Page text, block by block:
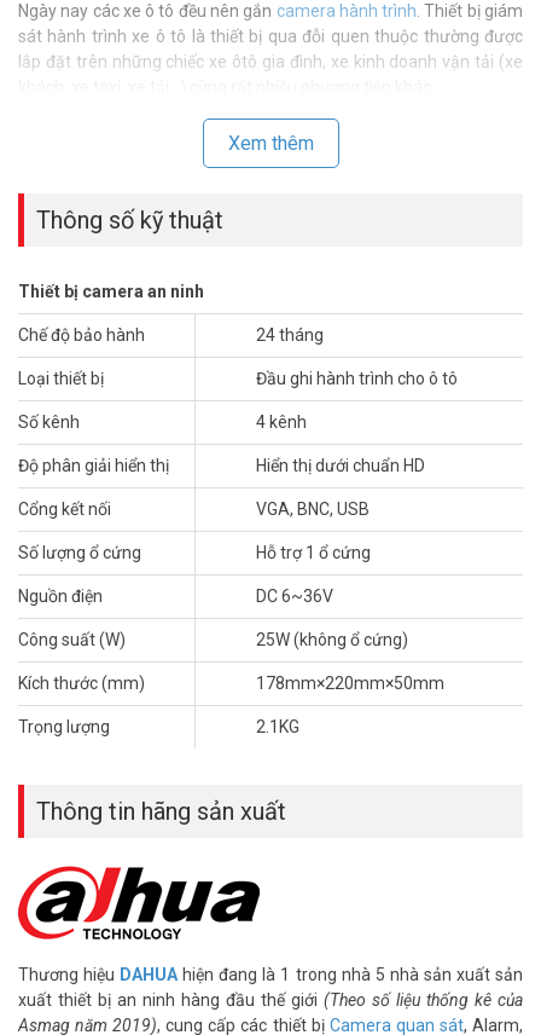
Ngày nay các xe ô tô đều nên gắn camera hành trình . Thiết bị giám
sát hành trình xe ô tô là thiết bị qua đỗi quen thuộc thường được
lắp đặt trên những chiếc xe ôtô gia đình, xe kinh doanh vận tải (xe
Thông số đầu ghi hình 4 kênh DAHUA DVR0404ME-HE-GCW
– Hỗ trợ 4 camera với phân giải SXGA
– Ghi hình 4 kênh phân giải 960H
– Ngõ ra tính hiệu video TV/VGA
– Tích hợp GPS/3G/WIFI với độ chính xác cao
– Giải điện áp vào từ 6~36V
– Nhiệt độ hoạt động từ -30°C~+60°C
– Xuất xứ: Trung Quốc.
– Bảo hành: 24 tháng.
Để cập nhật thông tin giá bán DAHUA DVR0404ME-HE-GCW xin vui
lòng liên hệ HOTLINE 1900 9259 để được hỗ trợ tốt nhất. Tham
khảo thêm hình ảnh tại
Facebook Vuhoangtelecom
Xem thêm
Thông số kỹ thuật
Thiết bị camera an ninh
Chế độ bảo hành 24 tháng
Loại thiết bị Đầu ghi hành trình cho ô tô
Số kênh 4 kênh
Độ phân giải hiển thị Hiển thị dưới chuẩn HD
Cổng kết nối VGA, BNC, USB
Số lượng ổ cứng Hỗ trợ 1 ổ cứng
Nguồn điện DC 6~36V
Công suất (W) 25W (không ổ cứng)
Kích thước (mm) 178mm×220mm×50mm
Trọng lượng 2.1KG
Thông tin hãng sản xuất
Thương hiệu DAHUA hiện đang là 1 trong nhà 5 nhà sản xuất sản
xuất thiết bị an ninh hàng đầu thế giới (Theo số liệu thống kê của
Asmag năm 2019), cung cấp các thiết bị Camera quan sát, Alarm,